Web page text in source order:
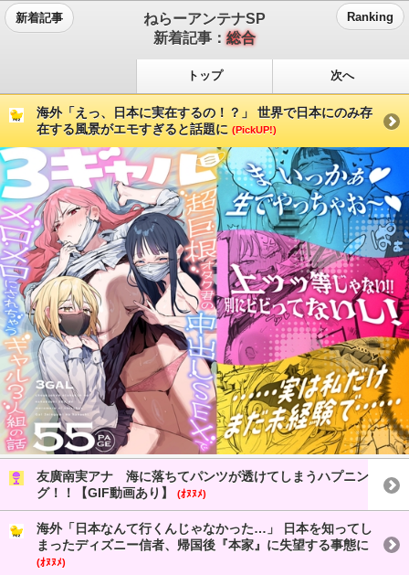
新着記事
ねらーアンテナSP
新着記事：総合
Ranking
トップ 次へ
海外「えっ、日本に実在するの！？」 世界で日本にのみ存
在する風景がエモすぎると話題に (PickUP!)
友廣南実アナ 海に落ちてパンツが透けてしまうハプニン
グ！！【GIF動画あり】
(ｵﾇﾇﾒ)
海外「日本なんて行くんじゃなかった…」 日本を知ってし
まったディズニー信者、帰国後『本家』に失望する事態に
(ｵﾇﾇﾒ)